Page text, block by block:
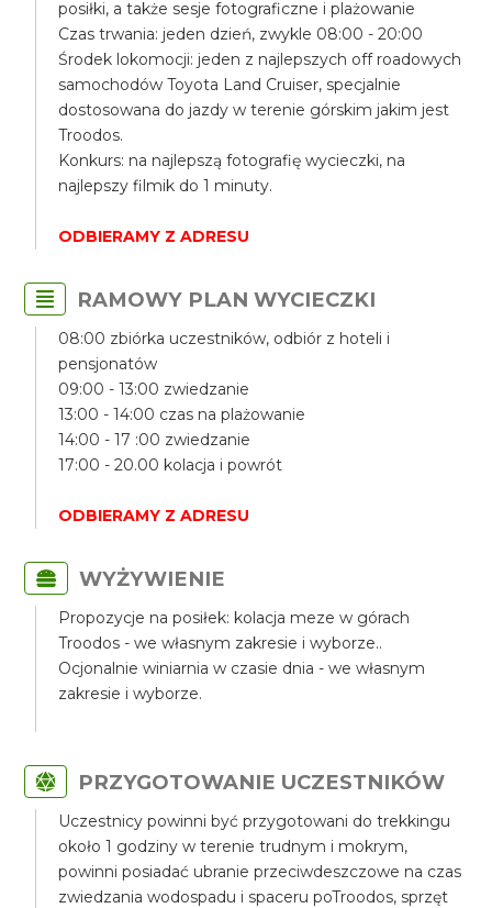
posiłki, a także sesje fotograficzne i plażowanie
Czas trwania: jeden dzień, zwykle 08:00 - 20:00
Środek lokomocji: jeden z najlepszych off roadowych
samochodów Toyota Land Cruiser, specjalnie
dostosowana do jazdy w terenie górskim jakim jest
Troodos.
Konkurs: na najlepszą fotografię wycieczki, na
najlepszy filmik do 1 minuty.
ODBIERAMY Z ADRESU
RAMOWY PLAN WYCIECZKI
08:00 zbiórka uczestników, odbiór z hoteli i
pensjonatów
09:00 - 13:00 zwiedzanie
13:00 - 14:00 czas na plażowanie
14:00 - 17 :00 zwiedzanie
17:00 - 20.00 kolacja i powrót
ODBIERAMY Z ADRESU
WYŻYWIENIE
Propozycje na posiłek: kolacja meze w górach
Troodos - we własnym zakresie i wyborze..
Ocjonalnie winiarnia w czasie dnia - we własnym
zakresie i wyborze.
PRZYGOTOWANIE UCZESTNIKÓW
Uczestnicy powinni być przygotowani do trekkingu
około 1 godziny w terenie trudnym i mokrym,
powinni posiadać ubranie przeciwdeszczowe na czas
zwiedzania wodospadu i spaceru poTroodos, sprzęt